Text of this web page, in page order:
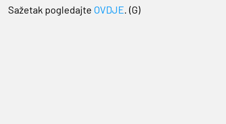
Sažetak pogledajte OVDJE. (G)